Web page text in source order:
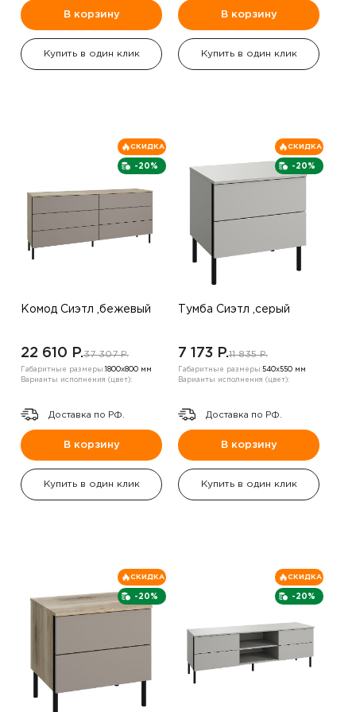
В корзину
Купить в один клик
В корзину
Купить в один клик
-20%
СКИДКА
Комод Сиэтл ,бежевый
22 610 P.37 307 P.
Габаритные размеры: 1800х800 мм
Варианты исполнения (цвет):
Доставка по РФ.
В корзину
Купить в один клик
-20%
СКИДКА
Тумба Сиэтл ,серый
7 173 P.11 835 P.
Габаритные размеры:540х550 мм
Варианты исполнения (цвет):
Доставка по РФ.
В корзину
Купить в один клик
-20%
СКИДКА
-20%
СКИДКА